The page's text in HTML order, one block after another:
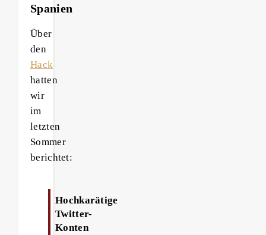
Spanien
Über
den
Hack
hatten
wir
im
letzten
Sommer
berichtet:
Hochkarätige
Twitter-
Konten